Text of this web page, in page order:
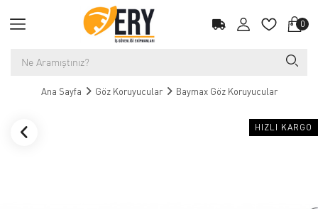
0
Ana Sayfa Göz Koruyucular Baymax Göz Koruyucular
HIZLI KARGO